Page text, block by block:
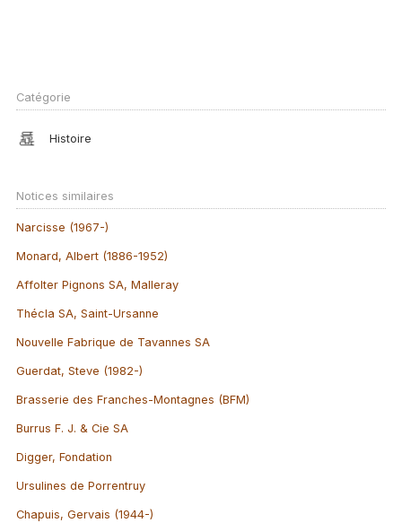
Catégorie
Histoire
Notices similaires
Narcisse (1967-)
Monard, Albert (1886-1952)
Affolter Pignons SA, Malleray
Thécla SA, Saint-Ursanne
Nouvelle Fabrique de Tavannes SA
Guerdat, Steve (1982-)
Brasserie des Franches-Montagnes (BFM)
Burrus F. J. & Cie SA
Digger, Fondation
Ursulines de Porrentruy
Chapuis, Gervais (1944-)